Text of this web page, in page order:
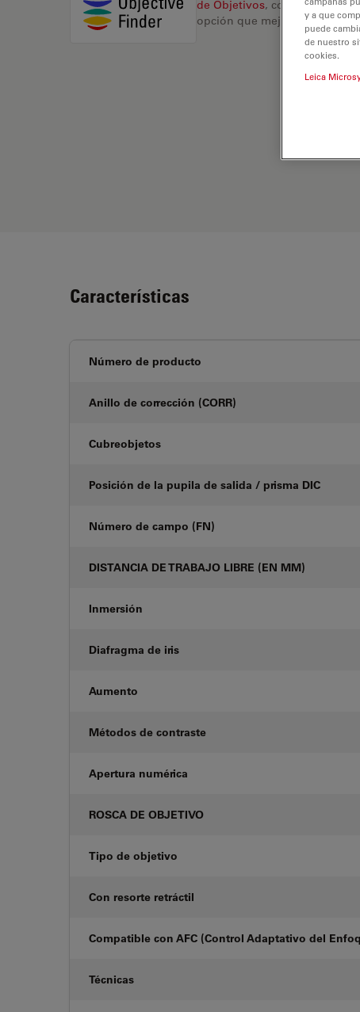
de Objetivos, compare
opción que mejor se adapte a
Características
Número de producto
Anillo de corrección (CORR)
Cubreobjetos
Posición de la pupila de salida / prisma DIC
Número de campo (FN)
DISTANCIA DE TRABAJO LIBRE (EN MM)
Inmersión
Diafragma de iris
Aumento
Métodos de contraste
Apertura numérica
ROSCA DE OBJETIVO
Tipo de objetivo
Con resorte retráctil
Compatible con AFC (Control Adaptativo del
Técnicas
y a que
puede
de nuestro
cookies.
Leica